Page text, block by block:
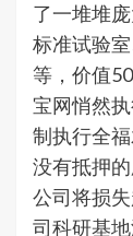
了一堆堆
标准试验
等，价值
宝网悄然
制执行全
没有抵押
公司将损
司科研基